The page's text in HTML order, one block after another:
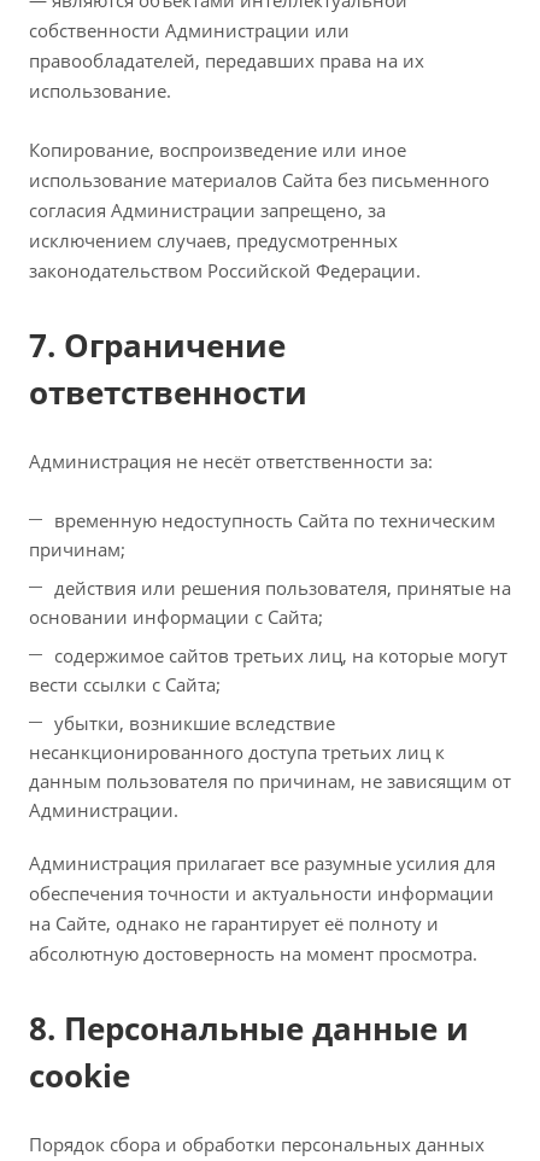
собственности Администрации или
правообладателей, передавших права на их
использование.
Копирование, воспроизведение или иное
использование материалов Сайта без письменного
согласия Администрации запрещено, за
исключением случаев, предусмотренных
законодательством Российской Федерации.
7. Ограничение
ответственности
Администрация не несёт ответственности за:
временную недоступность Сайта по техническим
причинам;
действия или решения пользователя, принятые на
основании информации с Сайта;
содержимое сайтов третьих лиц, на которые могут
вести ссылки с Сайта;
убытки, возникшие вследствие
несанкционированного доступа третьих лиц к
данным пользователя по причинам, не зависящим от
Администрации.
Администрация прилагает все разумные усилия для
обеспечения точности и актуальности информации
на Сайте, однако не гарантирует её полноту и
абсолютную достоверность на момент просмотра.
8. Персональные данные и
cookie
Порядок сбора и обработки персональных данных